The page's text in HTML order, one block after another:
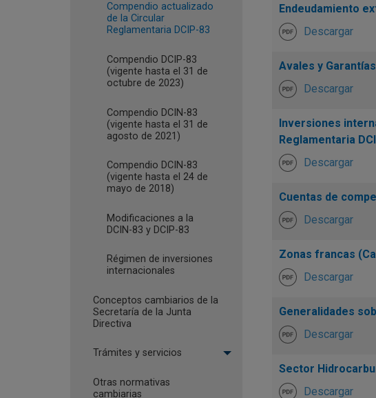
Endeudamiento
Descargar
Avales y
Descargar
Inversiones
Reglamentaria
Descargar
Cuentas de
Descargar
Zonas francas
Descargar
Generalidades
Descargar
Sector
Descargar
Compendio actualizado
de la Circular
Reglamentaria DCIP-83
Compendio DCIP-83
(vigente hasta el 31 de
octubre de 2023)
Compendio DCIN-83
(vigente hasta el 31 de
agosto de 2021)
Compendio DCIN-83
(vigente hasta el 24 de
mayo de 2018)
Modificaciones a la
DCIN-83 y DCIP-83
Régimen de inversiones
internacionales
Conceptos cambiarios de la
Secretaría de la Junta
Directiva
Trámites y servicios
Otras normativas
cambiarias